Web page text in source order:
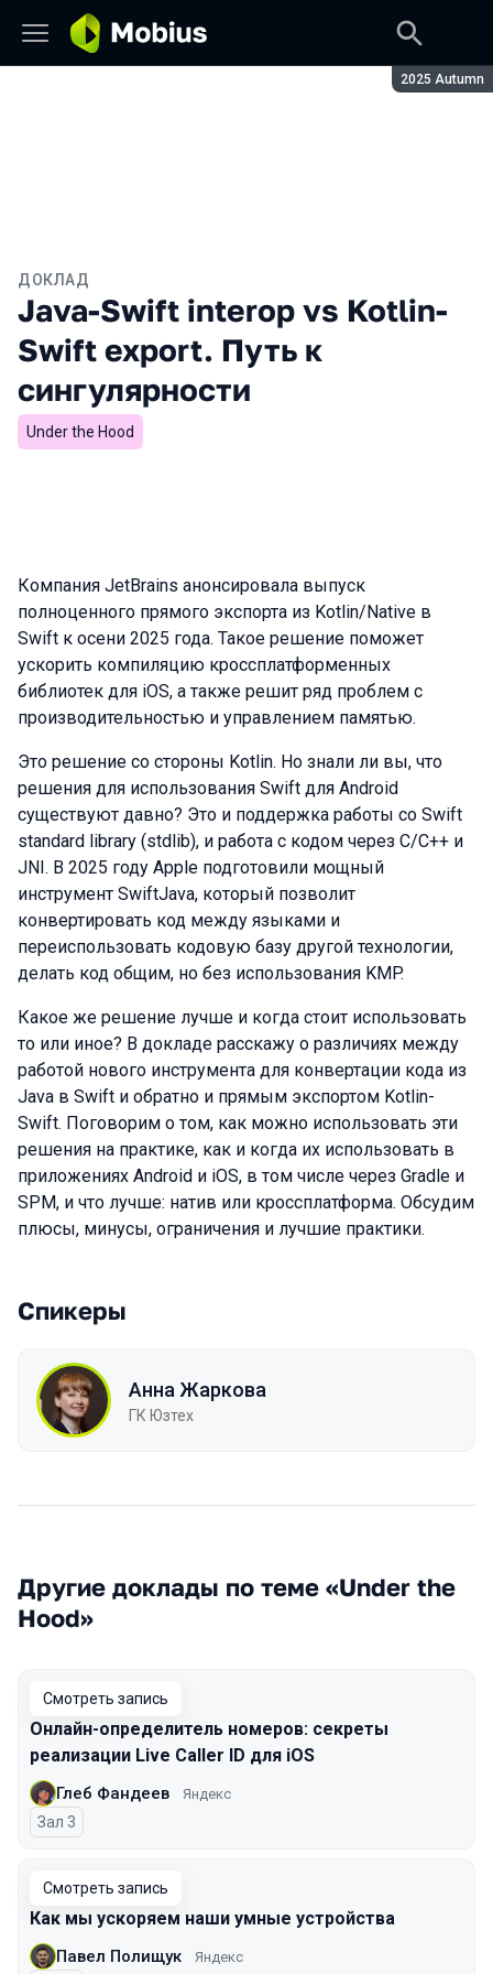
Сезон:
2025 Autumn
ДОКЛАД
Java-Swift interop vs Kotlin-
Swift export. Путь к
сингулярности
Under the Hood
Компания JetBrains анонсировала выпуск
полноценного прямого экспорта из Kotlin/Native в
Swift к осени 2025 года. Такое решение поможет
ускорить компиляцию кроссплатформенных
библиотек для iOS, а также решит ряд проблем с
производительностью и управлением памятью.
Это решение со стороны Kotlin. Но знали ли вы, что
решения для использования Swift для Android
существуют давно? Это и поддержка работы со Swift
standard library (stdlib), и работа с кодом через C/C++ и
JNI. В 2025 году Apple подготовили мощный
инструмент SwiftJava, который позволит
конвертировать код между языками и
переиспользовать кодовую базу другой технологии,
делать код общим, но без использования KMP.
Какое же решение лучше и когда стоит использовать
то или иное? В докладе расскажу о различиях между
работой нового инструмента для конвертации кода из
Java в Swift и обратно и прямым экспортом Kotlin-
Swift. Поговорим о том, как можно использовать эти
решения на практике, как и когда их использовать в
приложениях Android и iOS, в том числе через Gradle и
SPM, и что лучше: натив или кроссплатформа. Обсудим
плюсы, минусы, ограничения и лучшие практики.
Спикеры
Анна Жаркова
ГК Юзтех
Другие доклады по теме «Under the
Hood»
Смотреть запись
Онлайн-определитель номеров: секреты
реализации Live Caller ID для iOS
Глеб Фандеев Яндекс
Зал 3
Смотреть запись
Как мы ускоряем наши умные устройства
Павел Полищук Яндекс